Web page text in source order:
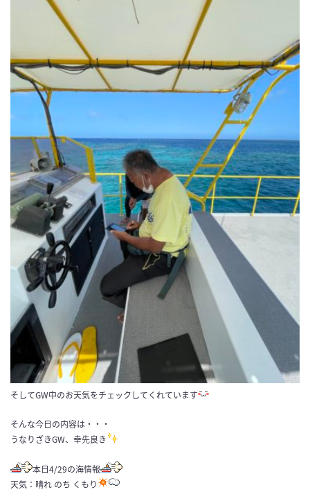
そしてGW中のお天気をチェックしてくれています
そんな今日の内容は・・・
うなりざきGW、幸先良き
本日4/29の海情報
天気：晴れ のち くもり